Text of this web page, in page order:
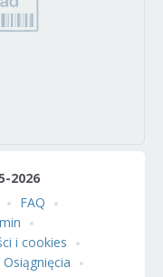
2026
FAQ
i cookies
Osiągnięcia